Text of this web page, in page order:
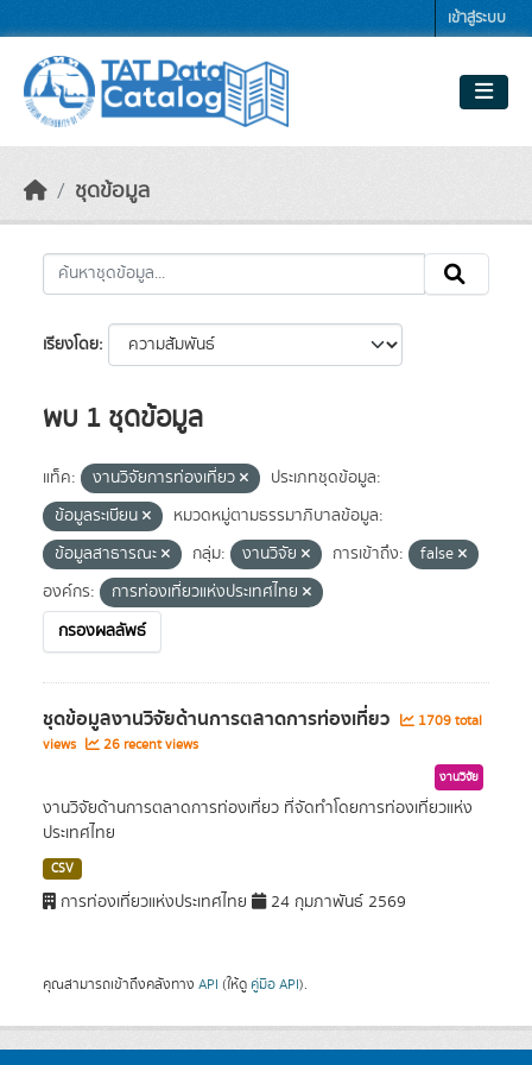
เข้าสู่ระบบ
ชุดข้อมูล
เรียงโดย
พบ 1 ชุดข้อมูล
แท็ค: งานวิจัยการท่องเที่ยว
ประเภทชุดข้อมูล:
ข้อมูลระเบียน
หมวดหมู่ตามธรรมาภิบาลข้อมูล:
ข้อมูลสาธารณะ
กลุ่ม: งานวิจัย การเข้าถึง:
false
องค์กร:
การท่องเที่ยวแห่งประเทศไทย
กรองผลลัพธ์
ชุดข้อมูลงานวิจัยด้านการตลาดการท่องเที่ยว
1709 total
views
26 recent views
งานวิจัย
งานวิจัยด้านการตลาดการท่องเที่ยว ที่จัดทำโดยการท่องเที่ยวแห่ง
ประเทศไทย
CSV
การท่องเที่ยวแห่งประเทศไทย 24 กุมภาพันธ์ 2569
คุณสามารถเข้าถึงคลังทาง API (ให้ดู คู่มือ API).